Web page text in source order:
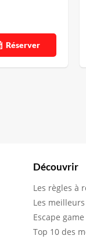
Réserver
Découvrir
Les règles à
Les
Escape
Top 10 des